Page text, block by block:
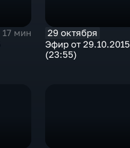
17 мин
29 октября
Эфир от 29.10.2015
(23:55)